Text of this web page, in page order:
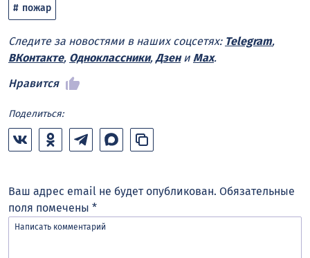
пожар
Следите за новостями в наших соцсетях: Telegram,
ВКонтакте, Одноклассники, Дзени Max.
Нравится
Поделиться:
Ваш адрес email не будет опубликован. Обязательные
поля помечены *